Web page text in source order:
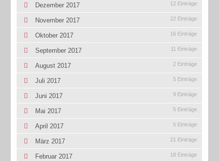
Dezember 2017 12 Einträge
November 2017 22 Einträge
Oktober 2017 16 Einträge
September 2017 11 Einträge
August 2017 2 Einträge
Juli 2017 5 Einträge
Juni 2017 9 Einträge
Mai 2017 5 Einträge
April 2017 5 Einträge
März 2017 21 Einträge
Februar 2017 18 Einträge